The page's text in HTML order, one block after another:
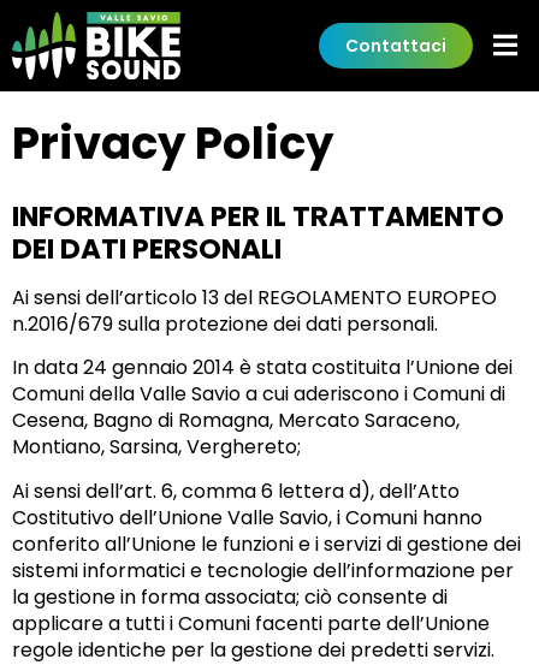
Contattaci
Privacy Policy
INFORMATIVA PER IL TRATTAMENTO
DEI DATI PERSONALI
Ai sensi dell’articolo 13 del REGOLAMENTO EUROPEO
n.2016/679 sulla protezione dei dati personali.
In data 24 gennaio 2014 è stata costituita l’Unione dei
Comuni della Valle Savio a cui aderiscono i Comuni di
Cesena, Bagno di Romagna, Mercato Saraceno,
Montiano, Sarsina, Verghereto;
Ai sensi dell’art. 6, comma 6 lettera d), dell’Atto
Costitutivo dell’Unione Valle Savio, i Comuni hanno
conferito all’Unione le funzioni e i servizi di gestione dei
sistemi informatici e tecnologie dell’informazione per
la gestione in forma associata; ciò consente di
applicare a tutti i Comuni facenti parte dell’Unione
regole identiche per la gestione dei predetti servizi.